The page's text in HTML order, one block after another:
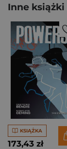
Inne książki
KSIĄŻKA
173,43 zł